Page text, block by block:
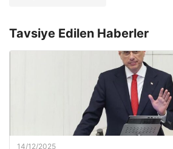
Tavsiye Edilen Haberler
14/12/2025